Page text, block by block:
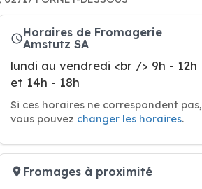
Horaires de Fromagerie
Amstutz SA
lundi au vendredi <br /> 9h - 12h
et 14h - 18h
Si ces horaires ne correspondent pas,
vous pouvez changer les horaires.
Fromages à proximité